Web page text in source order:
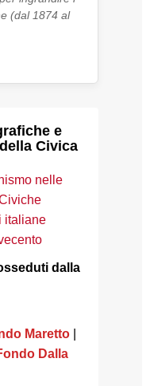
(dal 1874 al
e
Civica
nelle
italiane
dalla
Maretto|
Dalla